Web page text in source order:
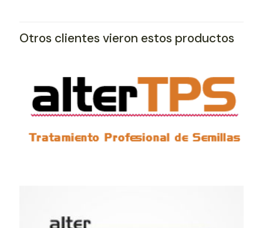
Otros clientes vieron estos productos